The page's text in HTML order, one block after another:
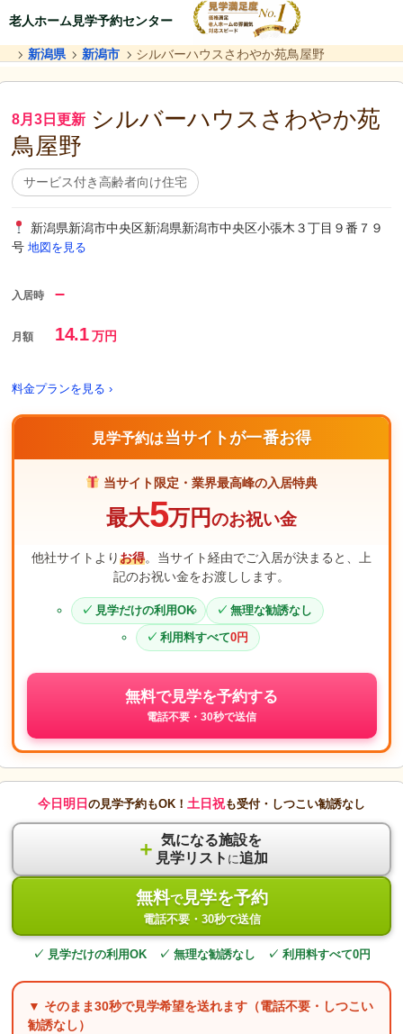
老人ホーム見学予約センター
新潟県 新潟市 シルバーハウスさわやか苑鳥屋野
8月3日更新 シルバーハウスさわやか苑
鳥屋野
サービス付き高齢者向け住宅
新潟県新潟市中央区新潟県新潟市中央区小張木３丁目９番７９
号 地図を見る
入居時 –
月額 14.1万円
料金プランを見る ›
見学予約は当サイトが一番お得
当サイト限定・業界最高峰の入居特典
最大5万円のお祝い金
他社サイトよりお得。当サイト経由でご入居が決まると、上
記のお祝い金をお渡しします。
見学だけの利用OK
無理な勧誘なし
利用料すべて0円
無料で見学を予約する
電話不要・30秒で送信
今日明日 の見学予約もOK！ 土日祝も受付・しつこい勧誘なし
＋ 気になる施設を
見学リスト に追加
無料で見学を予約
電話不要・30秒で送信
✓ 見学だけの利用OK ✓ 無理な勧誘なし ✓ 利用料すべて0円
▼ そのまま30秒で見学希望を送れます（電話不要・しつこい
勧誘なし）